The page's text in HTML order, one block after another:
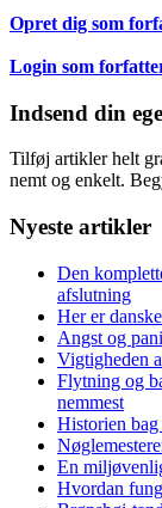
Opret dig som
Login som
Indsend din
Tilføj artikler helt
nemt og enkelt.
Nyeste artikler
Den
afslutning
Her er
Angst og
Vigtigheden
Flytning og
nemmest
Historien bag
En
Hvordan